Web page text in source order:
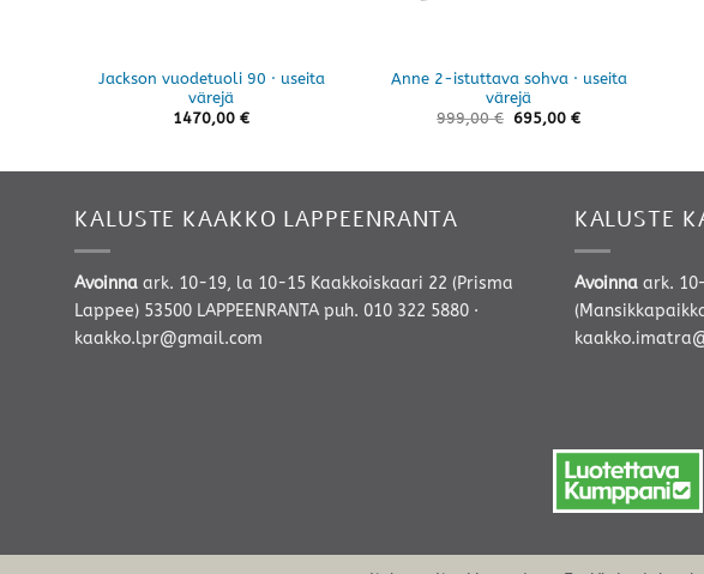
Jackson vuodetuoli 90 · useita
värejä
1470,00 €
Anne 2-istuttava sohva · useita
värejä
999,00€ 695,00 €
KALUSTE KAAKKO LAPPEENRANTA
Avoinna ark. 10-19, la 10-15 Kaakkoiskaari 22 (Prisma
Lappee) 53500 LAPPEENRANTA puh. 010 322 5880 ·
kaakko.lpr@gmail.com
KALUSTE
Avoinnaark.